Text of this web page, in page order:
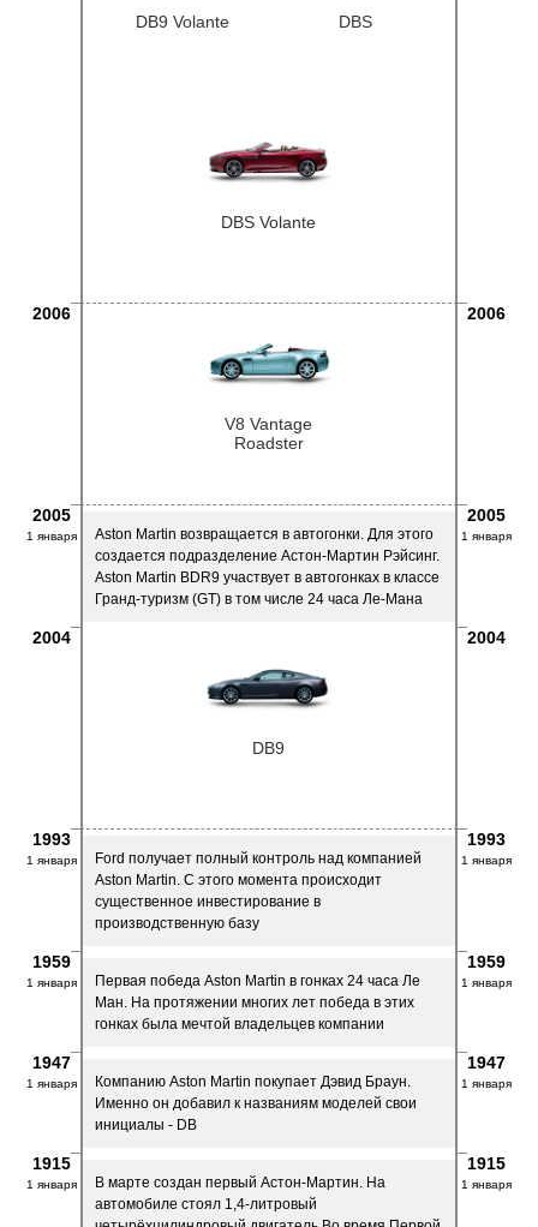
DB9 Volante DBS
DBS Volante
2006 2006
V8 Vantage
Roadster
2005 2005
1 января 1 января
Aston Martin возвращается в автогонки. Для этого
создается подразделение Астон-Мартин Рэйсинг.
Aston Martin BDR9 участвует в автогонках в классе
Гранд-туризм (GT) в том числе 24 часа Ле-Мана
2004 2004
DB9
1993 1993
1 января 1 января
Ford получает полный контроль над компанией
Aston Martin. C этого момента происходит
существенное инвестирование в
производственную базу
1959 1959
1 января 1 января
Первая победа Aston Martin в гонках 24 часа Ле
Ман. На протяжении многих лет победа в этих
гонках была мечтой владельцев компании
1947 1947
1 января 1 января
Компанию Aston Martin покупает Дэвид Браун.
Именно он добавил к названиям моделей свои
инициалы - DB
1915 1915
1 января 1 января
В марте создан первый Астон-Мартин. На
автомобиле стоял 1,4-литровый